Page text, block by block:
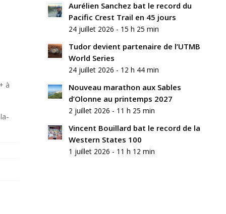
à
Rejoindre
Nom
*
mail
*
Aurélien Sanchez bat le record du
Pacific Crest Trail en 45 jours
24 juillet 2026 - 15 h 25 min
Tudor devient partenaire de l’UTMB
World Series
24 juillet 2026 - 12 h 44 min
Nouveau marathon aux Sables
d’Olonne au printemps 2027
2 juillet 2026 - 11 h 25 min
Vincent Bouillard bat le record de la
Western States 100
1 juillet 2026 - 11 h 12 min